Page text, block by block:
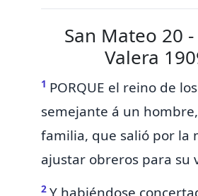
San Mateo 20 -
Valera
1 PORQUE el reino de
semejante á un
familia, que salió por la
ajustar obreros para su
2